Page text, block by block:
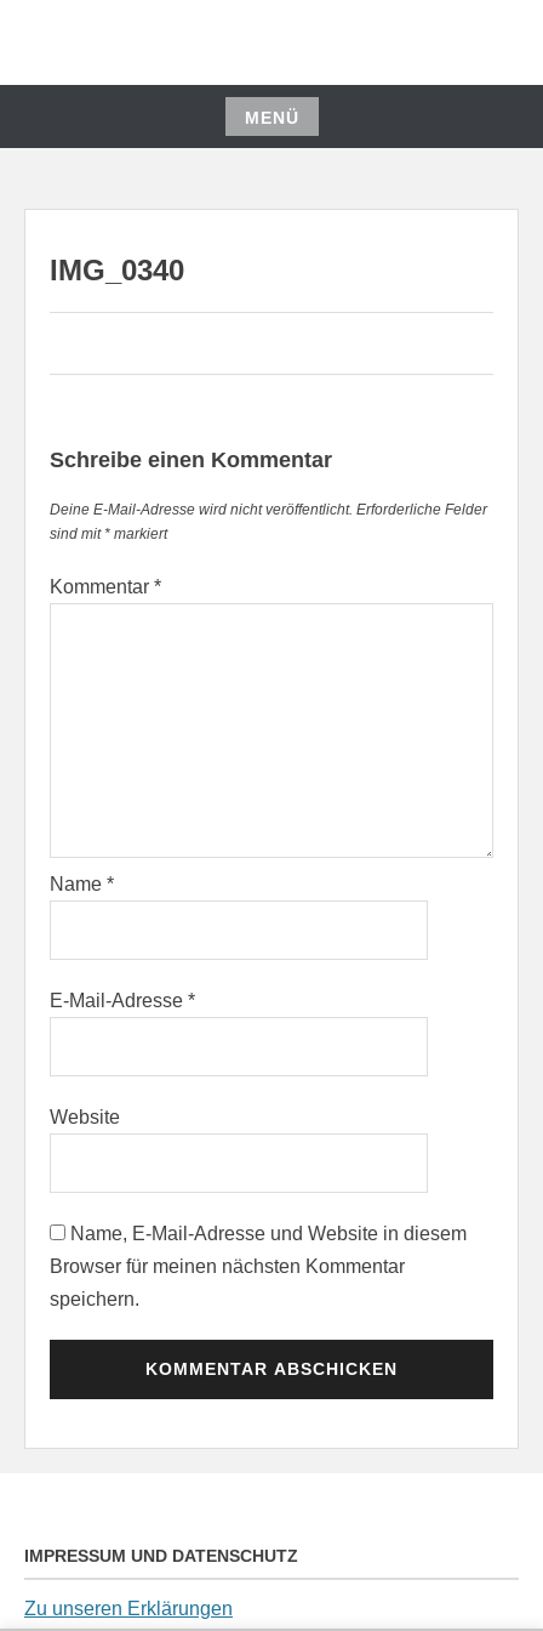
springen
MENÜ
Zum
springen
IMG_0340
Schreibe einen Kommentar
Deine E-Mail-Adresse wird nicht veröffentlicht. Erforderliche Felder
sind mit* markiert
Kommentar *
Name *
E-Mail-Adresse *
Website
Name, E-Mail-Adresse und Website in diesem
Browser für meinen nächsten Kommentar
speichern.
IMPRESSUM UND DATENSCHUTZ
Zu unseren Erklärungen